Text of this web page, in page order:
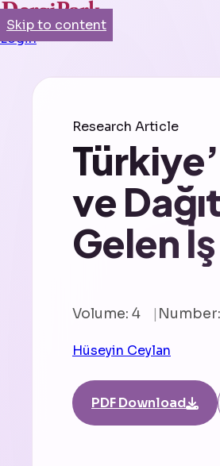
Login
Research Article
ve
Gelen
Volume: 4
Hüseyin Ceylan
PDF Download
Skip to content